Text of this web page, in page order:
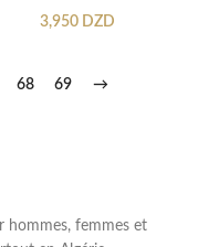
3,950 DZD
68 69 →
hommes, femmes et